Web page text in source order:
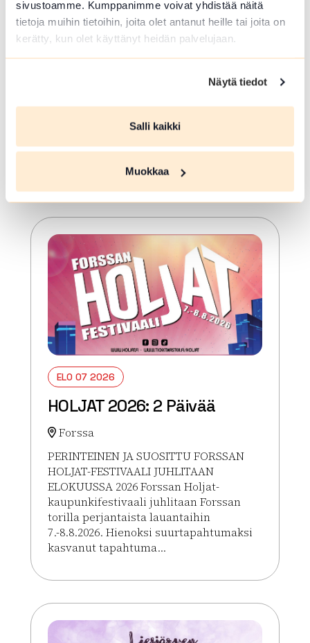
sivustoamme. Kumppanimme voivat yhdistää näitä
tietoja muihin tietoihin, joita olet antanut heille tai joita on
kerätty, kun olet käyttänyt heidän palvelujaan.
Näytä tiedot
Salli kaikki
Muokkaa
Kesäkirppis Hämeen
Härkätie 12. kesäkausi
maaseudulla, piipahda vaikka jäätelölle.
Kuuntelemaan eläinten ääniä ja
ELO 07 2026
HOLJAT 2026: 2 Päivää
Forssa
PERINTEINEN JA SUOSITTU FORSSAN
HOLJAT-FESTIVAALI JUHLITAAN
ELOKUUSSA 2026 Forssan Holjat-
kaupunkifestivaali juhlitaan Forssan
torilla perjantaista lauantaihin
7.-8.8.2026. Hienoksi suurtapahtumaksi
kasvanut tapahtuma...
Lue lisää tapahtumasta HOLJAT 2026: 2 Päivää